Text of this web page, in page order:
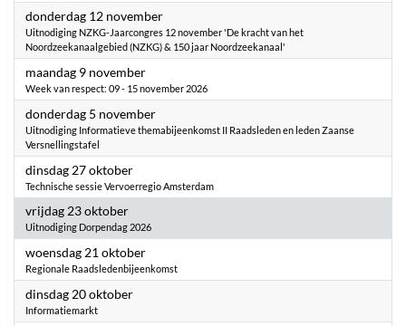
donderdag 12 november2026
Uitnodiging NZKG-Jaarcongres 12 november 'De kracht van het
Noordzeekanaalgebied (NZKG) & 150 jaar Noordzeekanaal'
maandag 9 november2026
Week van respect: 09 - 15 november 2026
donderdag 5 november2026
Uitnodiging Informatieve themabijeenkomst II Raadsleden en leden Zaanse
Versnellingstafel
dinsdag 27 oktober2026
Technische sessie Vervoerregio Amsterdam
vrijdag 23 oktober2026
Uitnodiging Dorpendag 2026
woensdag 21 oktober2026
Regionale Raadsledenbijeenkomst
dinsdag 20 oktober2026
Informatiemarkt